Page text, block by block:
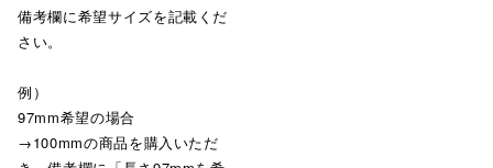
備考欄に希望サイズを記載くだ
さい。
例）
97mm希望の場合
→100mmの商品を購入いただ